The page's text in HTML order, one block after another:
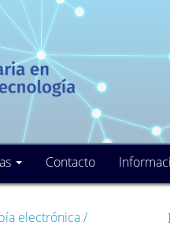
Contacto
electrónica /